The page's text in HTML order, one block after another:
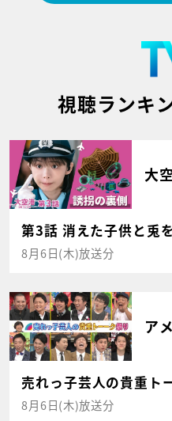
視聴ランキ
大
第3話 消えた子供と兎
8月6日(木)放送分
ア
売れっ子芸人の貴重ト
8月6日(木)放送分